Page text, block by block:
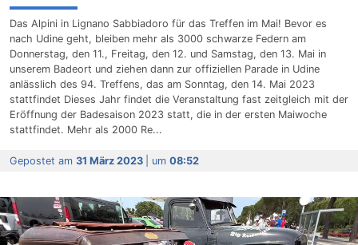
Das Alpini in Lignano Sabbiadoro für das Treffen im Mai! Bevor es
nach Udine geht, bleiben mehr als 3000 schwarze Federn am
Donnerstag, den 11., Freitag, den 12. und Samstag, den 13. Mai in
unserem Badeort und ziehen dann zur offiziellen Parade in Udine
anlässlich des 94. Treffens, das am Sonntag, den 14. Mai 2023
stattfindet Dieses Jahr findet die Veranstaltung fast zeitgleich mit der
Eröffnung der Badesaison 2023 statt, die in der ersten Maiwoche
stattfindet. Mehr als 2000 Re...
Gepostet am 31 März 2023 | um 08:52